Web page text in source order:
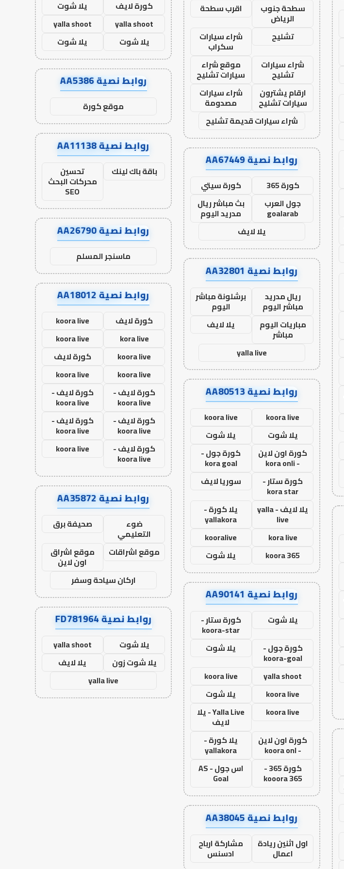
سطحة جنوب
الرياض
اقرب سطحة
تشليح
شراء سيارات
سكراب
شراء سيارات
تشليح
موقع شراء
سيارات تشليح
ارقام يشترون
سيارات تشليح
شراء سيارات
مصدومة
شراء سيارات قديمة تشليح
روابط نصية AA67449
كورة 365
كورة سيتي
جول العرب
goalarab
بث مباشر ريال
مدريد اليوم
يلا لايف
روابط نصية AA32801
ريال مدريد
مباشر اليوم
برشلونة مباشر
اليوم
مباريات اليوم
مباشر
يلا لايف
yalla live
روابط نصية AA80513
koora live
koora live
يلا شوت
يلا شوت
كورة اون لاين
- kora onli
كورة جول -
kora goal
كورة ستار -
kora star
سوريا لايف
يلا لايف - yalla
live
يلا كورة -
yallakora
kora live
kooralive
koora 365
يلا شوت
روابط نصية AA90141
يلا شوت كورة ستار -
koora-star
كورة جول -
koora-goal
يلا شوت
yalla shoot
koora live
koora live
يلا شوت
koora live
Yalla Live - يلا
لايف
كورة اون لاين
- koora onl
يلا كورة -
yallakora
كورة 365 -
kooora 365
اس جول - AS
Goal
روابط نصية AA38045
اول اثنين ريادة
اعمال
مشاركة ارباح
ادسنس
كورة لايف
يلا شوت
yalla shoot
yalla shoot
يلا شوت
يلا شوت
روابط نصية AA5386
موقع كورة
روابط نصية AA11138
باقة باك لينك تحسين
محركات البحث
SEO
روابط نصية AA26790
ماسنجر المسلم
روابط نصية AA18012
كورة لايف
koora live
kora live
koora live
koora live
كورة لايف
koora live
koora live
كورة لايف -
koora live
كورة لايف -
koora live
كورة لايف -
koora live
كورة لايف -
koora live
كورة لايف -
koora live
koora live
روابط نصية AA35872
ضوء
التعليمي
صحيفة برق
موقع اشراقات
موقع اشراق
اون لاين
اركان سياحة وسفر
روابط نصية FD781964
يلا شوت
yalla shoot
يلا شوت زون
يلا لايف
yalla live